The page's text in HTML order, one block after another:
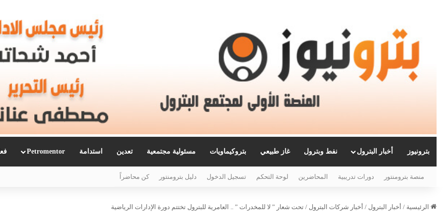
بترونيوز أخبار البترول نفط وبترول غاز طبيعي بتروكيماويات مسئولية مجتمعية تعدين استدامة Petromentor
منصة بترومنتور دورات تدريبية المحاضرين لوحة التحكم تسجيل الدخول دليل بترومنتور كن محاضراً
الرئيسية / أخبار البترول / أخبار شركات البترول / تحت شعار ” لا للمخدرات ” .. العامرية للبترول تختتم دورة الإدارات الرياضية